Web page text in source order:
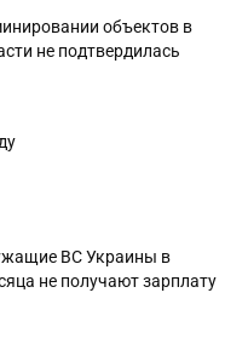
объектов в
не подтвердилась
ВС Украины в
не получают зарплату